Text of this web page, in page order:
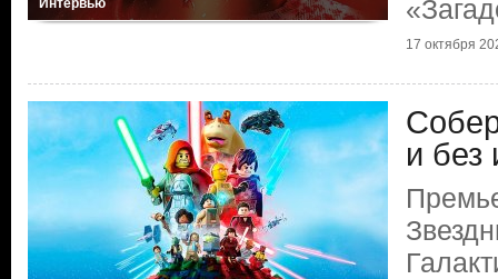
Интервью
17 октября
и без